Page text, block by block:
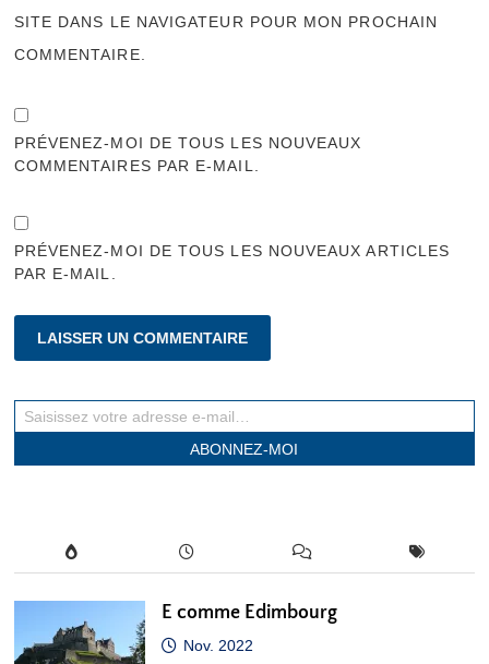
SITE DANS LE NAVIGATEUR POUR MON PROCHAIN
COMMENTAIRE.
PRÉVENEZ-MOI DE TOUS LES NOUVEAUX
COMMENTAIRES PAR E-MAIL.
PRÉVENEZ-MOI DE TOUS LES NOUVEAUX ARTICLES
PAR E-MAIL.
Saisissez votre adresse e-mail…
ABONNEZ-MOI
E comme Edimbourg
Nov. 2022